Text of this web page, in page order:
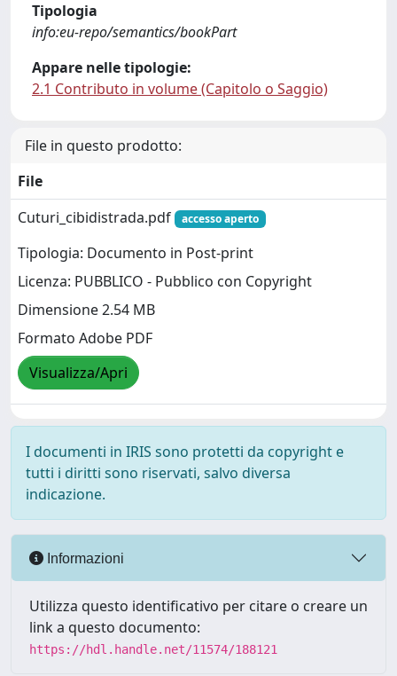
Tipologia
info:eu-repo/semantics/bookPart
Appare nelle tipologie:
2.1 Contributo in volume (Capitolo o Saggio)
File in questo prodotto:
File
Cuturi_cibidistrada.pdf
accesso aperto
Tipologia: Documento in Post-print
Licenza: PUBBLICO - Pubblico con Copyright
Dimensione 2.54 MB
Formato Adobe PDF
Visualizza/Apri
I documenti in IRIS sono protetti da copyright e
tutti i diritti sono riservati, salvo diversa
indicazione.
Informazioni
Utilizza questo identificativo per citare o creare un
link a questo documento:
https://hdl.handle.net/11574/188121